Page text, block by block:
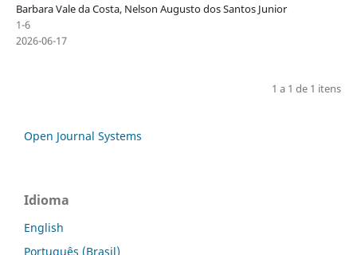
Barbara Vale da Costa, Nelson Augusto dos Santos Junior
1-6
2026-06-17
1 a 1 de 1 itens
Open Journal Systems
Idioma
English
Português (Brasil)